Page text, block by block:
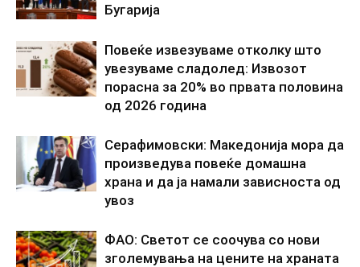
Бугарија
Повеќе извезуваме отколку што
увезуваме сладолед: Извозот
порасна за 20% во првата половина
од 2026 година
Серафимовски: Македонија мора да
произведува повеќе домашна
храна и да ја намали зависноста од
увоз
ФАО: Светот се соочува со нови
зголемувања на цените на храната